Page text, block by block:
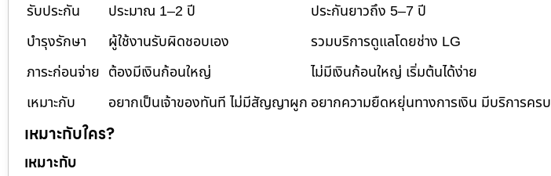
รับประกัน
ประมาณ 1–2 ปี
ประกันยาวถึง 5–7 ปี
บำรุงรักษา
ผู้ใช้งานรับผิดชอบเอง
รวมบริการดูแลโดยช่าง LG
ภาระก่อนจ่าย ต้องมีเงินก้อนใหญ่
ไม่มีเงินก้อนใหญ่ เริ่มต้นได้ง่าย
เหมาะกับ
อยากเป็นเจ้าของทันที ไม่มีสัญญาผูก อยากความยืดหยุ่นทางการเงิน มีบริการครบ
เหมาะกับใคร?
เหมาะกับ